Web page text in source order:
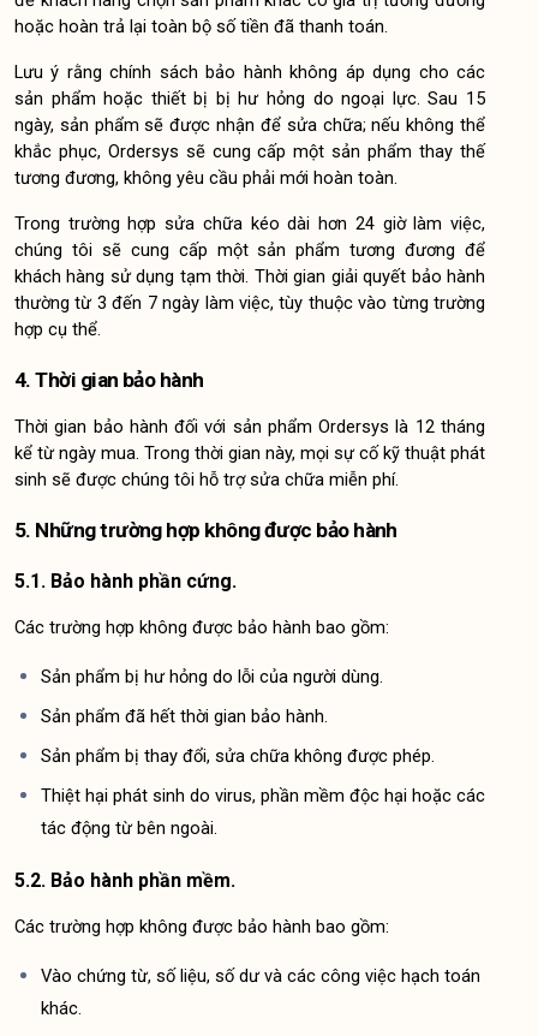
hoặc hoàn trả lại toàn bộ số tiền đã thanh toán.
Lưu ý rằng chính sách bảo hành không áp dụng cho các
sản phẩm hoặc thiết bị bị hư hỏng do ngoại lực. Sau 15
ngày, sản phẩm sẽ được nhận để sửa chữa; nếu không thể
khắc phục, Ordersys sẽ cung cấp một sản phẩm thay thế
tương đương, không yêu cầu phải mới hoàn toàn.
Trong trường hợp sửa chữa kéo dài hơn 24 giờ làm việc,
chúng tôi sẽ cung cấp một sản phẩm tương đương để
khách hàng sử dụng tạm thời. Thời gian giải quyết bảo hành
thường từ 3 đến 7 ngày làm việc, tùy thuộc vào từng trường
hợp cụ thể.
4. Thời gian bảo hành
Thời gian bảo hành đối với sản phẩm Ordersys là 12 tháng
kể từ ngày mua. Trong thời gian này, mọi sự cố kỹ thuật phát
sinh sẽ được chúng tôi hỗ trợ sửa chữa miễn phí.
5. Những trường hợp không được bảo hành
5.1. Bảo hành phần cứng.
Các trường hợp không được bảo hành bao gồm:
Sản phẩm bị hư hỏng do lỗi của người dùng.
Sản phẩm đã hết thời gian bảo hành.
Sản phẩm bị thay đổi, sửa chữa không được phép.
Thiệt hại phát sinh do virus, phần mềm độc hại hoặc các
tác động từ bên ngoài.
5.2. Bảo hành phần mềm.
Các trường hợp không được bảo hành bao gồm:
Vào chứng từ, số liệu, số dư và các công việc hạch toán
khác.